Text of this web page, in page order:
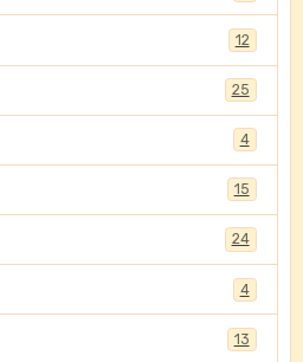
12
25
4
15
24
4
13